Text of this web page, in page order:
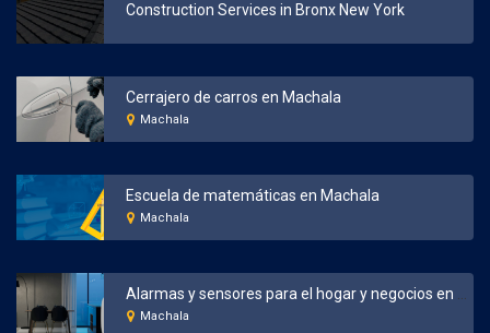
Construction Services in Bronx New York
Cerrajero de carros en Machala
Machala
Escuela de matemáticas en Machala
Machala
Machala